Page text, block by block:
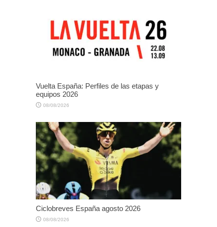
Vuelta España: Perfiles de las etapas y
equipos 2026
08/08/2026
Ciclobreves España agosto 2026
08/08/2026